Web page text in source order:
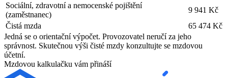
Sociální, zdravotní a nemocenské pojištění
(zaměstnanec)
9 941 Kč
Čistá mzda
65 474 Kč
Jedná se o orientační výpočet. Provozovatel neručí za jeho
správnost. Skutečnou výši čisté mzdy konzultujte se mzdovou
účetní.
Mzdovou kalkulačku vám přináší